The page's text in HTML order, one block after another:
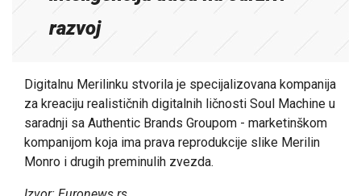
razvoj
Digitalnu Merilinku stvorila je specijalizovana kompanija
za kreaciju realističnih digitalnih ličnosti Soul Machine u
saradnji sa Authentic Brands Groupom - marketinškom
kompanijom koja ima prava reprodukcije slike Merilin
Monro i drugih preminulih zvezda.